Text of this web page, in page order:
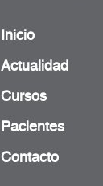
Inicio
Actualidad
Cursos
Pacientes
Contacto